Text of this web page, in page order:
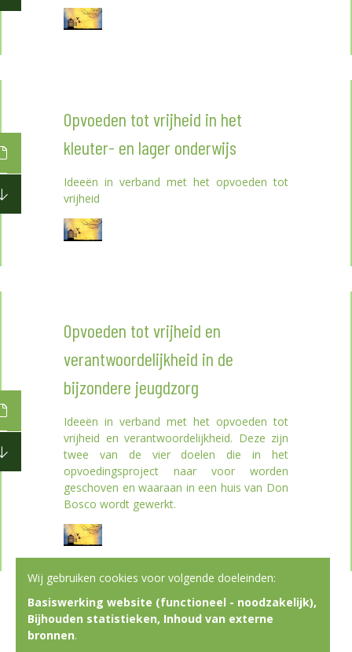
Opvoeden tot vrijheid in het
kleuter- en lager onderwijs
Ideeën in verband met het opvoeden tot
vrijheid
Opvoeden tot vrijheid en
verantwoordelijkheid in de
bijzondere jeugdzorg
Ideeën in verband met het opvoeden tot
vrijheid en verantwoordelijkheid. Deze zijn
twee van de vier doelen die in het
opvoedingsproject naar voor worden
geschoven en waaraan in een huis van Don
Bosco wordt gewerkt.
Wij gebruiken cookies voor volgende doeleinden:
Basiswerking website (functioneel - noodzakelijk),
Bijhouden statistieken, Inhoud van externe
bronnen.